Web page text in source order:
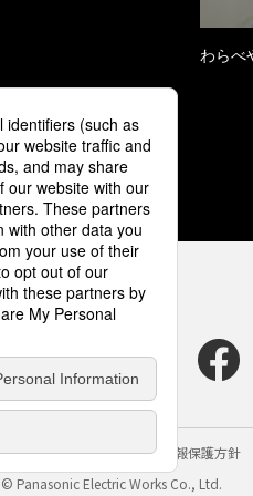
わらべ
クッキーポリシー
個人情報保護方針
© Panasonic Electric Works Co., Ltd.